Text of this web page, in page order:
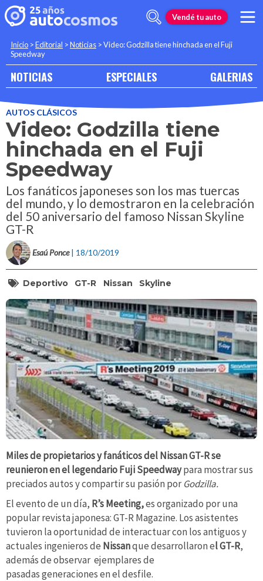
Vendé tu auto
Inicio >Editorial >Noticias >Video: Godzilla tiene hinchada en el Fuji
Speedway
NOTICIAS ESPECIALES GALERIAS
AUTOS CLÁSICOS
Video: Godzilla tiene
hinchada en el Fuji
Speedway
Los fanáticos japoneses son los mas tuercas
del mundo, y lo demostraron en la celebración
del 50 aniversario del famoso Nissan Skyline
GT-R
Esaú Ponce | 18/10/2019
Deportivo GT-R Nissan Skyline
Miles de propietarios y fanáticos del Nissan GT-R se
reunieron en el legendario Fuji Speedwaypara mostrar sus
preciadosautosy compartir su pasión porGodzilla.
El evento de un día, R’s Meeting,es organizado por una
popular revista japonesa: GT-R Magazine. Los asistentes
tuvieron la oportunidad de interactuar con los antiguos y
actuales ingenieros de Nissanque desarrollaron el GT-R,
además de observar ejemplares de
pasadas generaciones en el desfile.